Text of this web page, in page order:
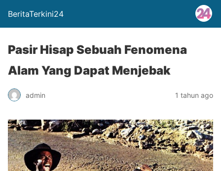
BeritaTerkini24
Pasir Hisap Sebuah Fenomena
Alam Yang Dapat Menjebak
admin 1 tahun ago